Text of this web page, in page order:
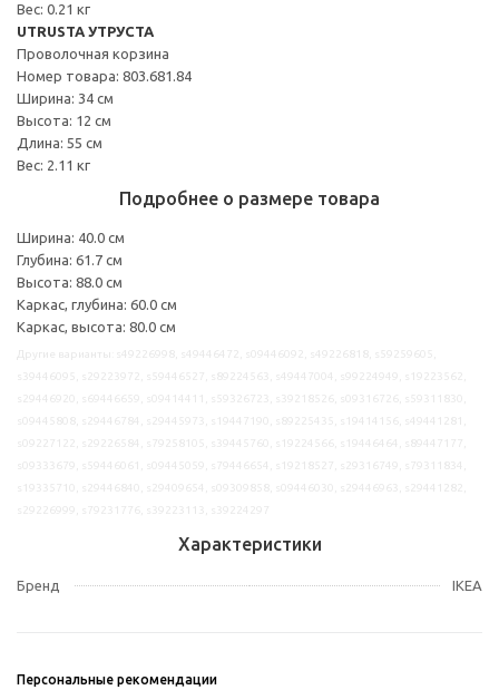
Вес: 0.21 кг
UTRUSTA УТРУСТА
Проволочная корзина
Номер товара: 803.681.84
Ширина: 34 см
Высота: 12 см
Длина: 55 см
Вес: 2.11 кг
Подробнее о размере товара
Ширина: 40.0 см
Глубина: 61.7 см
Высота: 88.0 см
Каркас, глубина: 60.0 см
Каркас, высота: 80.0 см
Характеристики
Бренд IKEA
Персональные рекомендации